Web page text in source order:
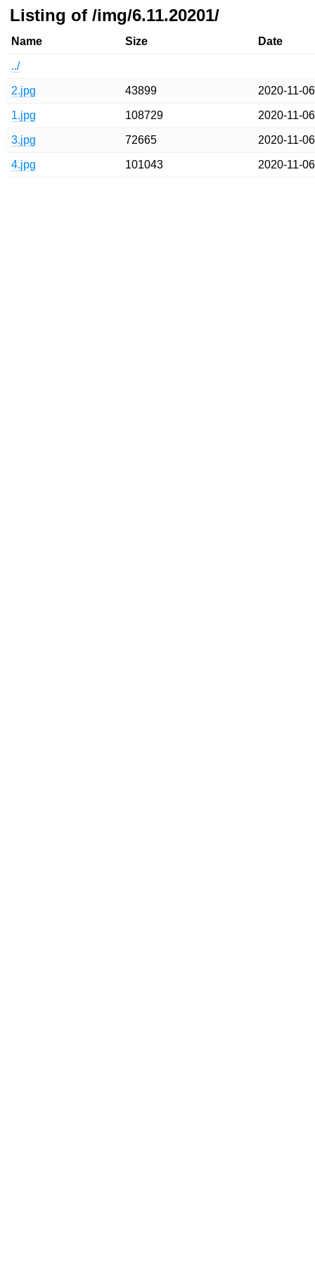
Listing of /img/6.11.20201/
Name Size Date
../
2.jpg 43899 2020-11-
1.jpg 108729 2020-11-
3.jpg 72665 2020-11-
4.jpg 101043 2020-11-